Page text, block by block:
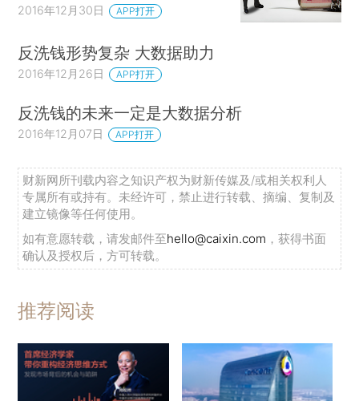
2016年12月30日 APP打开
反洗钱形势复杂 大数据助力
2016年12月26日 APP打开
反洗钱的未来一定是大数据分析
2016年12月07日 APP打开
财新网所刊载内容之知识产权为财新传媒及/或相关权利人
专属所有或持有。未经许可，禁止进行转载、摘编、复制及
建立镜像等任何使用。
如有意愿转载，请发邮件至hello@caixin.com ，获得书面
确认及授权后，方可转载。
推荐阅读